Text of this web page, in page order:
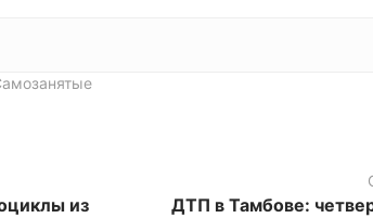
из
ДТП в Тамбове: